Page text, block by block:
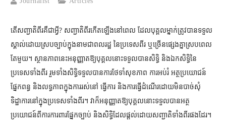
តើសញ្ជាតិពីរគឺជាអ្វី? សញ្ជាតិពីរកើតឡើងនៅពេល ដែលបុគ្គលម្នាក់ត្រូវបានទទួល
ស្គាល់ដោយស្របច្បាប់ក្នុងនាមជាពលរដ្ឋ នៃប្រទេសពីរ ឬច្រើនផ្សេងគ្នាស្របពេល
តែមួយ។ ស្ថានភាពនេះអនុញ្ញាតឱ្យបុគ្គលនោះទទួលបានសិទ្ធិ និងឯកសិទ្ធិនៃ
ប្រទេសទាំងពីរ រួមទាំងសិទ្ធិទទួលបានការថែទាំសុខភាព ការអប់រំ អត្ថប្រយោជន៍
ផ្នែកពន្ធ និងលទ្ធភាពក្នុងការរស់នៅ ធ្វើការ និងការធ្វើដំណើរដោយមិនបាច់សុំ
ទិដ្ឋាការនៅក្នុងប្រទេសទាំងពីរ។ វាក៏អនុញ្ញាតឱ្យបុគ្គលនោះទទួលបានអត្ថ
ប្រយោជន៍ពីការការពារផ្នែកច្បាប់ និងសិទ្ធិដែលផ្តល់ដោយសញ្ជាតិទាំងពីរផងដែរ។